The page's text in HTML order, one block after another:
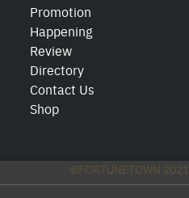
Promotion
Happening
Review
Directory
Contact Us
Shop
©FORTUNETOWN 2021